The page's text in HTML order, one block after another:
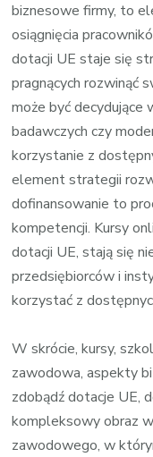
biznesowe firmy, to
osiągnięcia
dotacji UE staje się
pragnących rozwinąć
może być
badawczych czy
korzystanie z
element strategii
dofinansowanie to
kompetencji. Kursy
dotacji UE, stają się
przedsiębiorców i
korzystać z
W skrócie, kursy,
zawodowa, aspekty
zdobądź dotacje UE,
kompleksowy obraz
zawodowego, w